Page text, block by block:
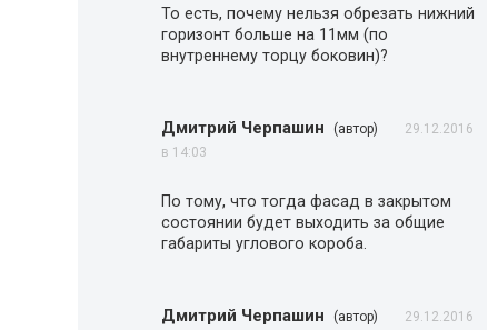
То есть, почему нельзя обрезать нижний
горизонт больше на 11мм (по
внутреннему торцу боковин)?
Дмитрий Черпашин (автор)
29.12.2016
в 14:03
По тому, что тогда фасад в закрытом
состоянии будет выходить за общие
габариты углового короба.
Дмитрий Черпашин (автор)
29.12.2016